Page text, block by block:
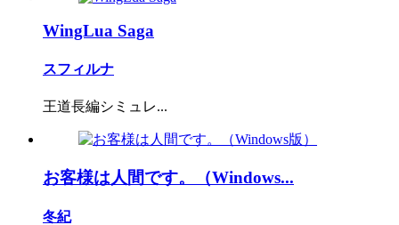
WingLua Saga
スフィルナ
王道長編シミュレ...
お客様は人間です。（Windows...
冬紀